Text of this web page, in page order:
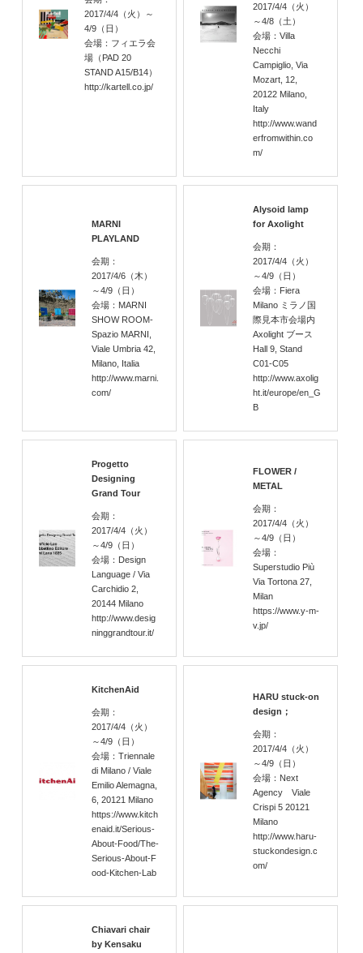
2017/4/4 （火）
～
4/9 （日）
会場：フィエラ会
場（PAD 20
STAND A15/B14）
http://kartell.co.jp/
2017/4/4 （火）
～4/8 （土）
会場：Villa
Necchi
Campiglio, Via
Mozart, 12,
20122 Milano,
Italy
http://www.wand
erfromwithin.co
m/
MARNI
PLAYLAND
会期：
2017/4/6（木）
～4/9（日）
会場：MARNI
SHOW ROOM-
Spazio MARNI,
Viale Umbria 42,
Milano, Italia
http://www.marni.
com/
Alysoid lamp
for Axolight
会期：
2017/4/4 （火）
～4/9 （日）
会場：Fiera
Milano ミラノ国
際見本市会場内
Axolight ブース
Hall 9, Stand
C01-C05
http://www.axolig
ht.it/europe/en_G
B
Progetto
Designing
Grand Tour
会期：
2017/4/4（火）
～4/9（日）
会場：Design
Language / Via
Carchidio 2,
20144 Milano
http://www.desig
ninggrandtour.it/
FLOWER /
METAL
会期：
2017/4/4 （火）
～4/9 （日）
会場：
Superstudio Più
Via Tortona 27,
Milan
https://www.y-m-
v.jp/
KitchenAid
会期：
2017/4/4（火）
～4/9（日）
会場：Triennale
di Milano / Viale
Emilio Alemagna,
6, 20121 Milano
https://www.kitch
enaid.it/Serious-
About-Food/The-
Serious-About-F
ood-Kitchen-Lab
HARU stuck-on
design；
会期：
2017/4/4 （火）
～4/9 （日）
会場：Next
Agency Viale
Crispi 5 20121
Milano
http://www.haru-
stuckondesign.c
om/
Chiavari chair
by Kensaku